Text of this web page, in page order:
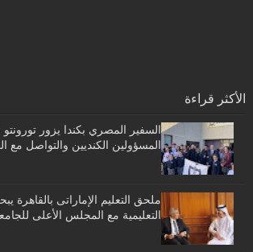
الأكثر قراءة
السفير المصري بكندا يزور تورونتو
المسؤولين الكنديين والتواصل مع
ملحق التعليم الإماراتى بالقاهرة
التعليمية مع المجلس الأعلى